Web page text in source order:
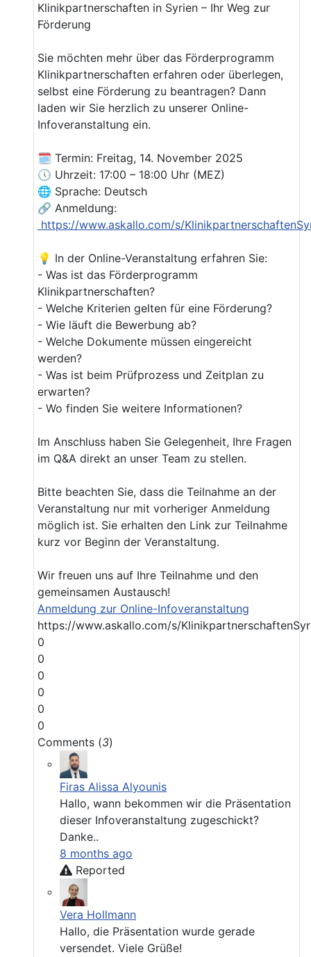
Klinikpartnerschaften in Syrien – Ihr Weg zur
Förderung
Sie möchten mehr über das Förderprogramm
Klinikpartnerschaften erfahren oder überlegen,
selbst eine Förderung zu beantragen? Dann
laden wir Sie herzlich zu unserer Online-
Infoveranstaltung ein.
🗓 Termin: Freitag, 14. November 2025
🕔 Uhrzeit: 17:00 – 18:00 Uhr (MEZ)
🌐 Sprache: Deutsch
🔗 Anmeldung:
https://www.askallo.com/s/
💡 In der Online-Veranstaltung erfahren Sie:
- Was ist das Förderprogramm
Klinikpartnerschaften?
- Welche Kriterien gelten für eine Förderung?
- Wie läuft die Bewerbung ab?
- Welche Dokumente müssen eingereicht
werden?
- Was ist beim Prüfprozess und Zeitplan zu
erwarten?
- Wo finden Sie weitere Informationen?
Im Anschluss haben Sie Gelegenheit, Ihre Fragen
im Q&A direkt an unser Team zu stellen.
Bitte beachten Sie, dass die Teilnahme an der
Veranstaltung nur mit vorheriger Anmeldung
möglich ist. Sie erhalten den Link zur Teilnahme
kurz vor Beginn der Veranstaltung.
Wir freuen uns auf Ihre Teilnahme und den
gemeinsamen Austausch!
Anmeldung zur Online-Infoveranstaltung
https://www.askallo.com/s/
0
0
0
0
0
0
Comments (3)
Firas Alissa Alyounis
Hallo, wann bekommen wir die Präsentation
dieser Infoveranstaltung zugeschickt?
Danke..
8 months ago
Reported
Vera Hollmann
Hallo, die Präsentation wurde gerade
versendet. Viele Grüße!